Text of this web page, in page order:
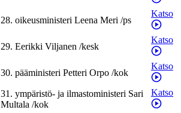
28. oikeusministeri Leena Meri /ps
Katso
29. Eerikki Viljanen /kesk
Katso
30. pääministeri Petteri Orpo /kok
Katso
31. ympäristö- ja ilmastoministeri Sari
Multala /kok
Katso